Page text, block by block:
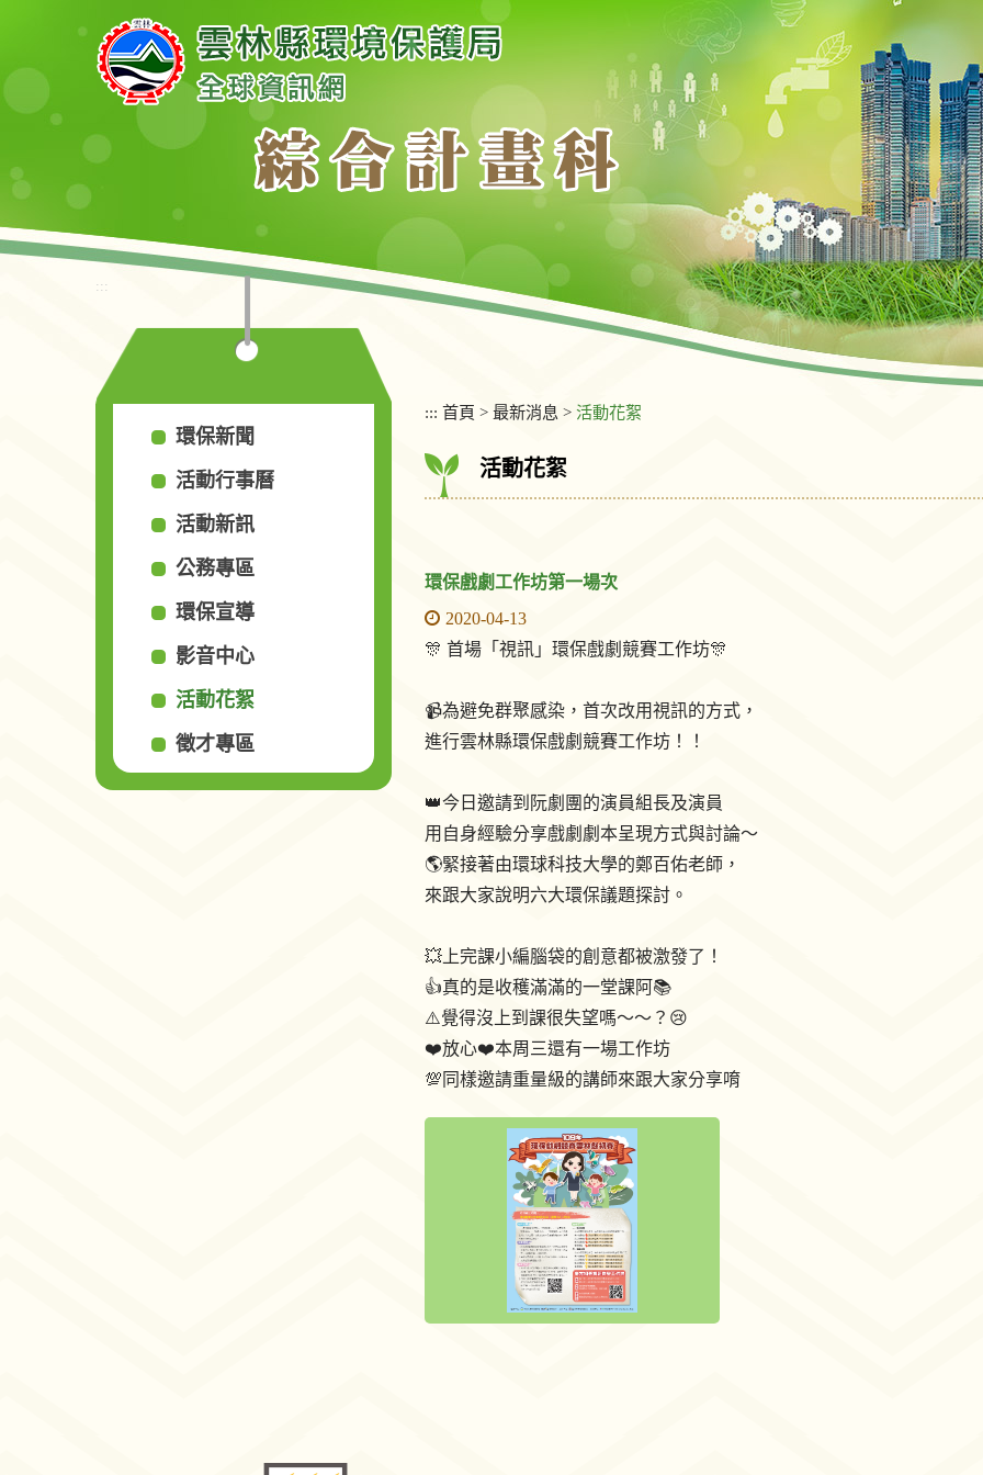
要
內
塊
:::
環保新聞
活動行事曆
活動新訊
公務專區
環保宣導
影音中心
活動花絮
徵才專區
::: 首頁 > 最新消息 > 活動花絮
活動花絮
環保戲劇工作坊第一場次
2020-04-13
🎊 首場「視訊」環保戲劇競賽工作坊🎊
📹️為避免群聚感染，首次改用視訊的方式，
進行雲林縣環保戲劇競賽工作坊！！
👑今日邀請到阮劇團的演員組長及演員
用自身經驗分享戲劇劇本呈現方式與討論～
🌎️緊接著由環球科技大學的鄭百佑老師，
來跟大家說明六大環保議題探討。
💥上完課小編腦袋的創意都被激發了！
👍️真的是收穫滿滿的一堂課阿📚️
⚠️覺得沒上到課很失望嗎～～？😢
❤️放心❤️本周三還有一場工作坊
💯同樣邀請重量級的講師來跟大家分享唷